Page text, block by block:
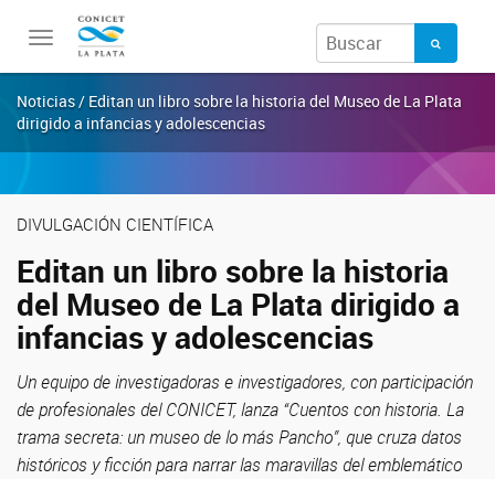
Toggle
navigation
Noticias / Editan un libro sobre la historia del Museo de La Plata
dirigido a infancias y adolescencias
DIVULGACIÓN CIENTÍFICA
Editan un libro sobre la historia
del Museo de La Plata dirigido a
infancias y adolescencias
Un equipo de investigadoras e investigadores, con participación
de profesionales del CONICET, lanza “Cuentos con historia. La
trama secreta: un museo de lo más Pancho”, que cruza datos
históricos y ficción para narrar las maravillas del emblemático